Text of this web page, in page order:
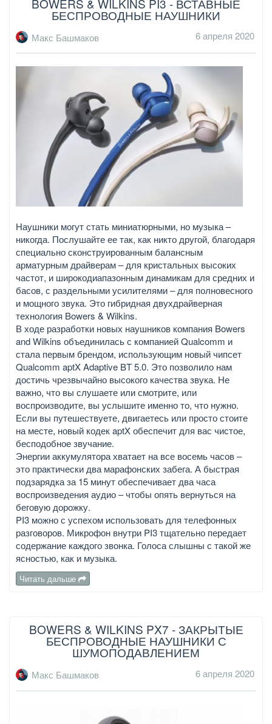
БЕСПРОВОДНЫЕ НАУШНИКИ
Макс Башмаков 6 апреля 2020
Наушники могут стать миниатюрными, но музыка –
никогда. Послушайте ее так, как никто другой, благодаря
специально сконструированным балансным
арматурным драйверам – для кристальных высоких
частот, и широкодиапазонным динамикам для средних и
басов, с раздельными усилителями – для полновесного
и мощного звука. Это гибридная двухдрайверная
технология Bowers & Wilkins.
В ходе разработки новых наушников компания Bowers
and Wilkins объединилась с компанией Qualcomm и
стала первым брендом, использующим новый чипсет
Qualcomm aptX Adaptive BT 5.0. Это позволило нам
достичь чрезвычайно высокого качества звука. Не
важно, что вы слушаете или смотрите, или
воспроизводите, вы услышите именно то, что нужно.
Если вы путешествуете, двигаетесь или просто стоите
на месте, новый кодек aptX обеспечит для вас чистое,
бесподобное звучание.
Энергии аккумулятора хватает на все восемь часов –
это практически два марафонских забега. А быстрая
подзарядка за 15 минут обеспечивает два часа
воспроизведения аудио – чтобы опять вернуться на
беговую дорожку.
PI3 можно с успехом использовать для телефонных
разговоров. Микрофон внутри PI3 тщательно передает
содержание каждого звонка. Голоса слышны с такой же
ясностью, как и музыка.
Читать дальше
BOWERS & WILKINS PX7 - ЗАКРЫТЫЕ
БЕСПРОВОДНЫЕ НАУШНИКИ С
ШУМОПОДАВЛЕНИЕМ
Макс Башмаков 6 апреля 2020